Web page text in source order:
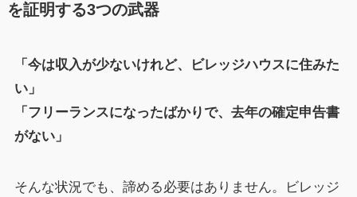
を証明する3つの武器
「今は収入が少ないけれど、ビレッジハウスに住みた
い」
「フリーランスになったばかりで、去年の確定申告書
がない」
そんな状況でも、諦める必要はありません。ビレッジ